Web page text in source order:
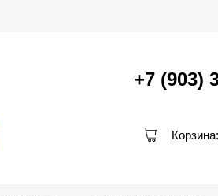
+7 (903)
Корзина: